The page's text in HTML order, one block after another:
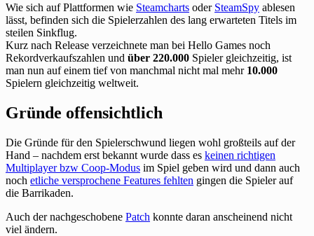
Wie sich auf Plattformen wie Steamcharts oder SteamSpy ablesen
lässt, befinden sich die Spielerzahlen des lang erwarteten Titels im
steilen Sinkflug.
Kurz nach Release verzeichnete man bei Hello Games noch
Rekordverkaufszahlen und über 220.000 Spieler gleichzeitig, ist
man nun auf einem tief von manchmal nicht mal mehr 10.000
Spielern gleichzeitig weltweit.
Gründe offensichtlich
Die Gründe für den Spielerschwund liegen wohl großteils auf der
Hand – nachdem erst bekannt wurde dass es keinen richtigen
Multiplayer bzw Coop-Modus im Spiel geben wird und dann auch
noch etliche versprochene Features fehlten gingen die Spieler auf
die Barrikaden.
Auch der nachgeschobene Patch konnte daran anscheinend nicht
viel ändern.